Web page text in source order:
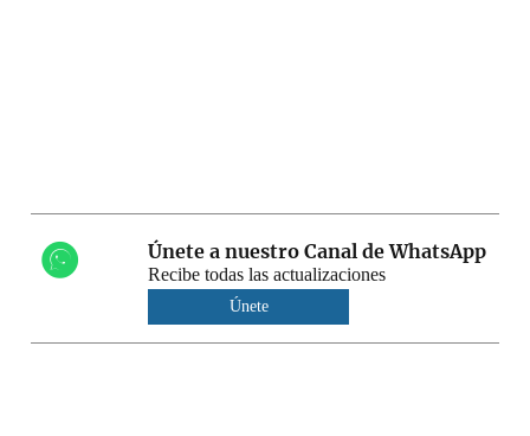
Únete a nuestro Canal de WhatsApp
Recibe todas las actualizaciones
Únete